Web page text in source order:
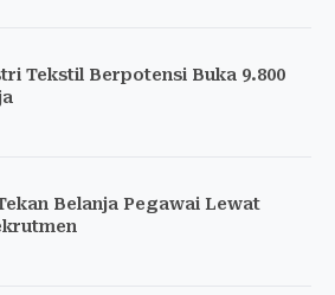
Tekstil Berpotensi Buka 9.800
Belanja Pegawai Lewat